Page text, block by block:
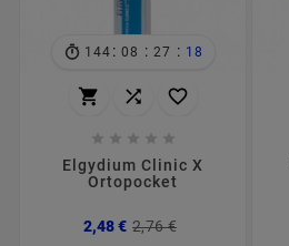
144 : 08 : 27 : 18
  
    
Elgydium Clinic X
Ortopocket
2,48 € 2,76 €